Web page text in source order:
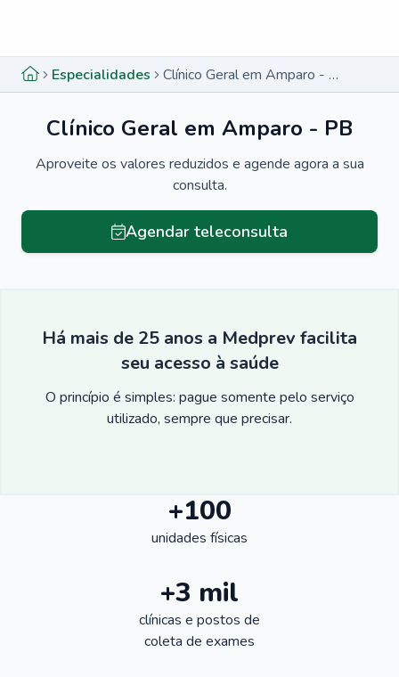
Especialidades Clínico Geral em Amparo - PB
Clínico Geral em Amparo - PB
Aproveite os valores reduzidos e agende agora a sua
consulta.
Agendar teleconsulta
Há mais de 25 anos a Medprev facilita
seu acesso à saúde
O princípio é simples: pague somente pelo serviço
utilizado, sempre que precisar.
+100
unidades físicas
+3 mil
clínicas e postos de
coleta de exames